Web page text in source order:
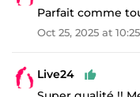
Parfait comme
Oct 25, 2025 at
Live24